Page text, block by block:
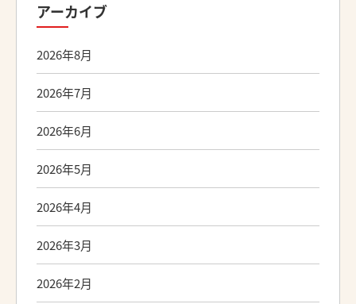
アーカイブ
2026年8月
2026年7月
2026年6月
2026年5月
2026年4月
2026年3月
2026年2月